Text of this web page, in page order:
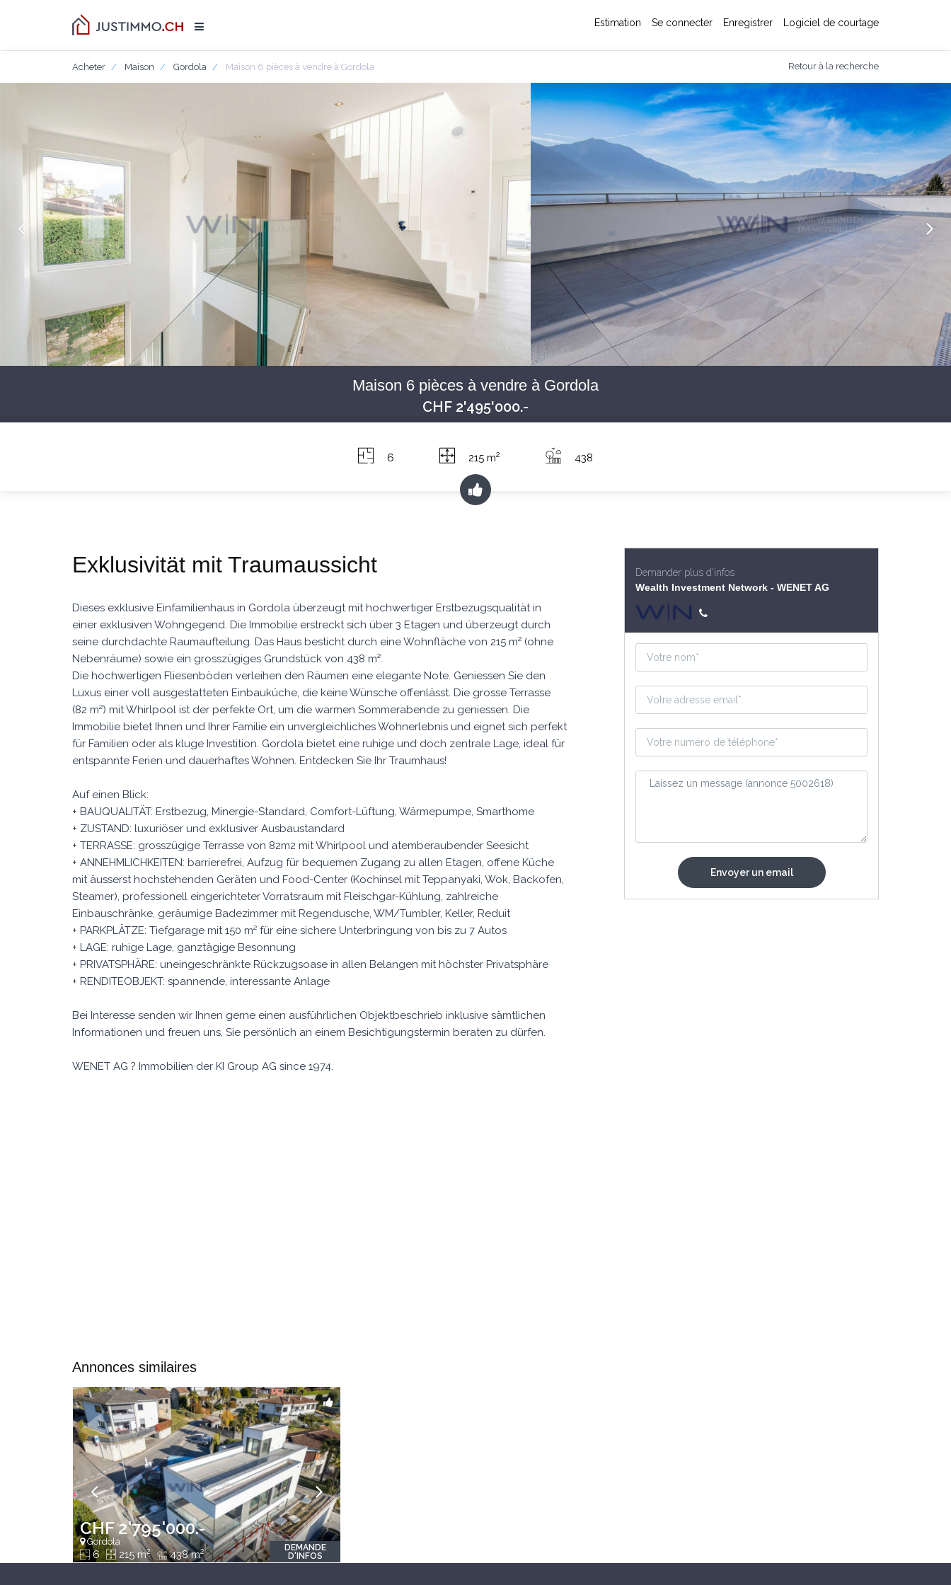
Estimation Se connecter Enregistrer Logiciel de courtage
Acheter Maison Gordola Maison 6 pièces à vendre à Gordola Retour à la recherche
Maison 6 pièces à vendre à Gordola
CHF 2'495'000.-
6 215 m2 438
Exklusivität mit Traumaussicht
Dieses exklusive Einfamilienhaus in Gordola überzeugt mit hochwertiger Erstbezugsqualität in
einer exklusiven Wohngegend. Die Immobilie erstreckt sich über 3 Etagen und überzeugt durch
seine durchdachte Raumaufteilung. Das Haus besticht durch eine Wohnfläche von 215 m² (ohne
Nebenräume) sowie ein grosszügiges Grundstück von 438 m².
Die hochwertigen Fliesenböden verleihen den Räumen eine elegante Note. Geniessen Sie den
Luxus einer voll ausgestatteten Einbauküche, die keine Wünsche offenlässt. Die grosse Terrasse
(82 m²) mit Whirlpool ist der perfekte Ort, um die warmen Sommerabende zu geniessen. Die
Immobilie bietet Ihnen und Ihrer Familie ein unvergleichliches Wohnerlebnis und eignet sich perfekt
für Familien oder als kluge Investition. Gordola bietet eine ruhige und doch zentrale Lage, ideal für
entspannte Ferien und dauerhaftes Wohnen. Entdecken Sie Ihr Traumhaus!
Auf einen Blick:
+ BAUQUALITÄT: Erstbezug, Minergie-Standard, Comfort-Lüftung, Wärmepumpe, Smarthome
+ ZUSTAND: luxuriöser und exklusiver Ausbaustandard
+ TERRASSE: grosszügige Terrasse von 82m2 mit Whirlpool und atemberaubender Seesicht
+ ANNEHMLICHKEITEN: barrierefrei, Aufzug für bequemen Zugang zu allen Etagen, offene Küche
mit äusserst hochstehenden Geräten und Food-Center (Kochinsel mit Teppanyaki, Wok, Backofen,
Steamer), professionell eingerichteter Vorratsraum mit Fleischgar-Kühlung, zahlreiche
Einbauschränke, geräumige Badezimmer mit Regendusche, WM/Tumbler, Keller, Reduit
+ PARKPLÄTZE: Tiefgarage mit 150 m² für eine sichere Unterbringung von bis zu 7 Autos
+ LAGE: ruhige Lage, ganztägige Besonnung
+ PRIVATSPHÄRE: uneingeschränkte Rückzugsoase in allen Belangen mit höchster Privatsphäre
+ RENDITEOBJEKT: spannende, interessante Anlage
Bei Interesse senden wir Ihnen gerne einen ausführlichen Objektbeschrieb inklusive sämtlichen
Informationen und freuen uns, Sie persönlich an einem Besichtigungstermin beraten zu dürfen.
WENET AG ? Immobilien der KI Group AG since 1974.
Demander plus d'infos
Wealth Investment Network - WENET AG
Annonces similaires
CHF 2'795'000.-
Gordola
6 215 m2 438 m2
DEMANDE
D'INFOS